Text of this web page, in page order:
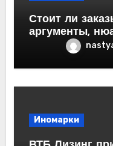
Стоит ли
аргументы,
Иномарки